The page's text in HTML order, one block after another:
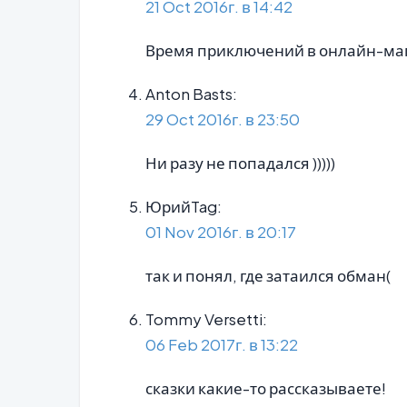
21 Oct 2016г. в 14:42
Время приключений в онлайн-
Anton Basts:
29 Oct 2016г. в 23:50
Ни разу не попадался )))))
ЮрийTag:
01 Nov 2016г. в 20:17
так и понял, где затаился обман(
Tommy Versetti:
06 Feb 2017г. в 13:22
сказки какие-то рассказываете!